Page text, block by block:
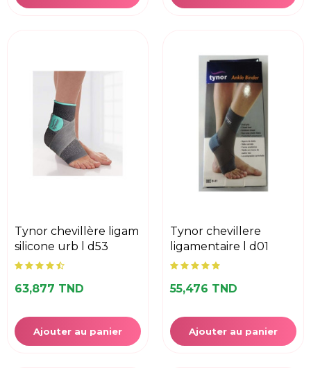
tynor chevillère ligam
silicone urb l d53
63,877 TND
Ajouter au panier
tynor chevillere
ligamentaire l d01
55,476 TND
Ajouter au panier